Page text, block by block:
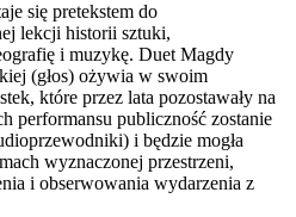
się pretekstem do
lekcji historii sztuki,
i muzykę. Duet Magdy
(głos) ożywia w swoim
które przez lata pozostawały na
performansu publiczność zostanie
i będzie mogła
wyznaczonej przestrzeni,
i obserwowania wydarzenia z